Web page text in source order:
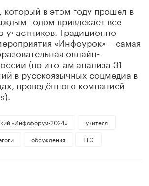
в этом году прошел в
годом привлекает все
участников. Традиционно
«Инфоурок» – самая
онлайн-
(по итогам анализа 31
в русскоязычных соцмедиа в
проведённого компанией
«Инфофорум-2024»
учителя
обсуждения ЕГЭ